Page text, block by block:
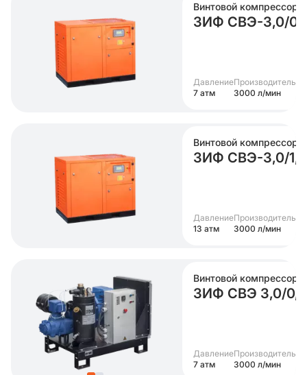
Винтовой компрессор
ЗИФ СВЭ-3,0/
Давление
7 атм
3000 л/мин
Винтовой компрессор
ЗИФ СВЭ-3,0/
Давление
13 атм
3000 л/мин
Винтовой компрессор
ЗИФ СВЭ 3,0/0,7
Давление
7 атм
3000 л/мин